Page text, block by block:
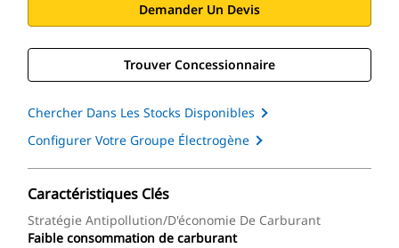
Demander Un Devis
Trouver Concessionnaire
Chercher Dans Les Stocks Disponibles
Configurer Votre Groupe Électrogène
Caractéristiques Clés
Stratégie Antipollution/d'économie De Carburant
Faible consommation de carburant